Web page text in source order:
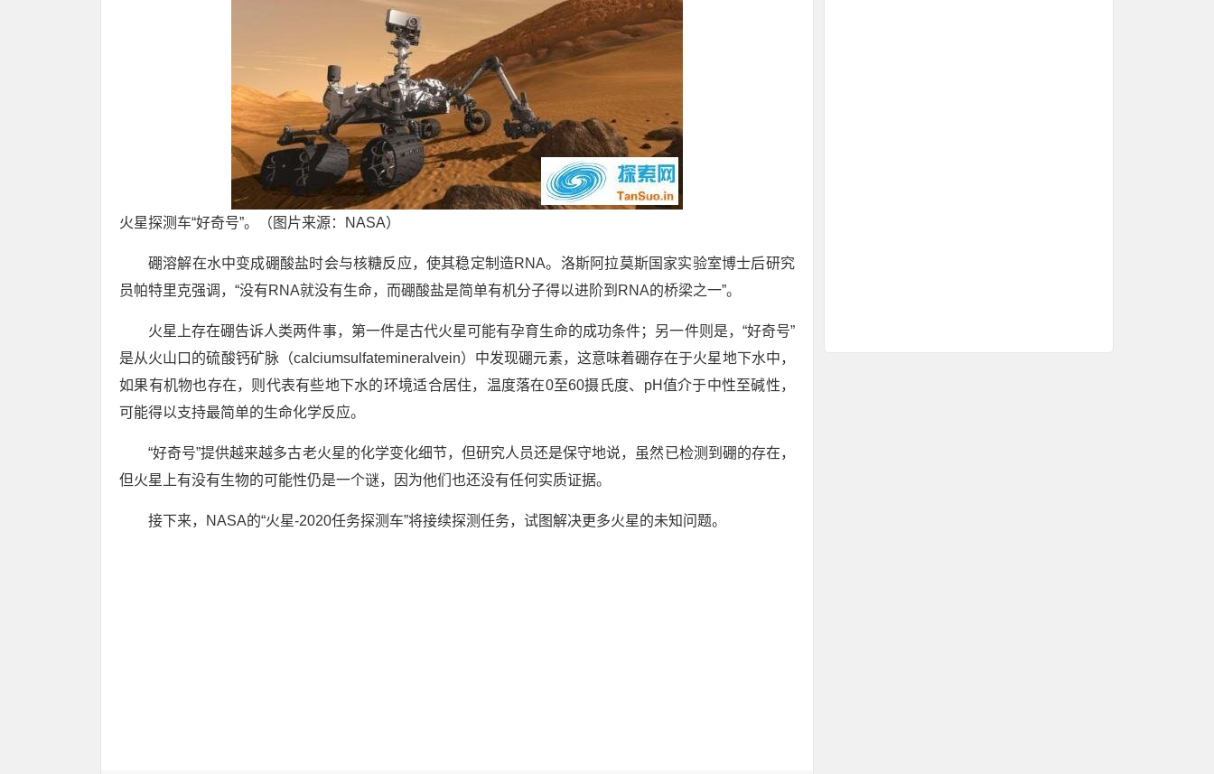
火星探测车“好奇号”。（图片来源：NASA）
硼溶解在水中变成硼酸盐时会与核糖反应，使其稳定制造RNA。洛斯阿拉莫斯国家实验室博士后研究
员帕特里克强调，“没有RNA就没有生命，而硼酸盐是简单有机分子得以进阶到RNA的桥梁之一”。
火星上存在硼告诉人类两件事，第一件是古代火星可能有孕育生命的成功条件；另一件则是，“好奇号”
是从火山口的硫酸钙矿脉（calciumsulfatemineralvein）中发现硼元素，这意味着硼存在于火星地下水中，
如果有机物也存在，则代表有些地下水的环境适合居住，温度落在0至60摄氏度、pH值介于中性至碱性，
可能得以支持最简单的生命化学反应。
“好奇号”提供越来越多古老火星的化学变化细节，但研究人员还是保守地说，虽然已检测到硼的存在，
但火星上有没有生物的可能性仍是一个谜，因为他们也还没有任何实质证据。
接下来，NASA的“火星-2020任务探测车”将接续探测任务，试图解决更多火星的未知问题。